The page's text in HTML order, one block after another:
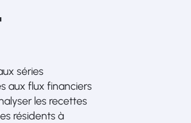
séries
aux flux financiers
les recettes
résidents à